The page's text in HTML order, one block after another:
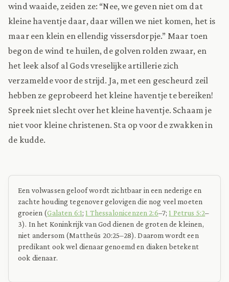
wind waaide, zeiden ze: “Nee, we geven niet om dat
kleine haventje daar, daar willen we niet komen, het is
maar een klein en ellendig vissersdorpje.” Maar toen
begon de wind te huilen, de golven rolden zwaar, en
het leek alsof al Gods vreselijke artillerie zich
verzamelde voor de strijd. Ja, met een gescheurd zeil
hebben ze geprobeerd het kleine haventje te bereiken!
Spreek niet slecht over het kleine haventje. Schaam je
niet voor kleine christenen. Sta op voor de zwakken in
de kudde.
Een volwassen geloof wordt zichtbaar in een nederige en
zachte houding tegenover gelovigen die nog veel moeten
groeien (Galaten 6:1;1 Thessalonicenzen 2:6–7;1 Petrus 5:2–
3). In het Koninkrijk van God dienen de groten de kleinen,
niet andersom (Mattheüs 20:25–28). Daarom wordt een
predikant ook wel dienaar genoemd en diaken betekent
ook dienaar.